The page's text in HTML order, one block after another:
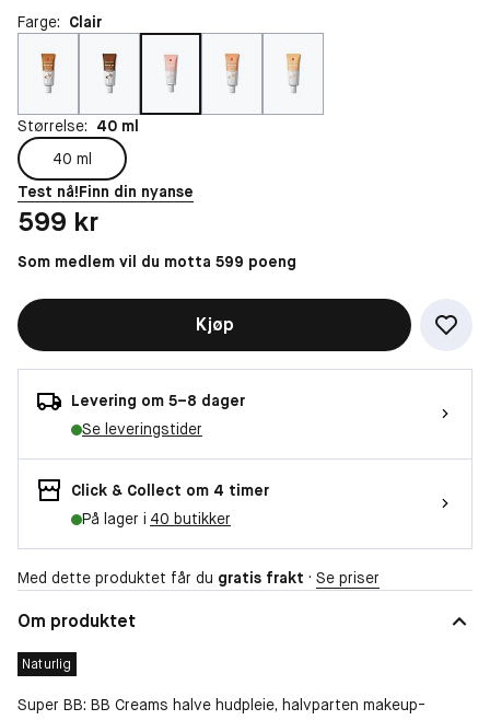
Farge: Clair
Størrelse: 40 ml
40 ml
Test nå!Finn din nyanse
Pris: 599 kr
599 kr
Som medlem vil du motta 599 poeng
Kjøp
Levering om 5–8 dager
Se leveringstider
Click & Collect om 4 timer
På lager i 40 butikker
Med dette produktet får du gratis frakt · Se priser
Om produktet
Naturlig
Super BB: BB Creams halve hudpleie, halvparten makeup-